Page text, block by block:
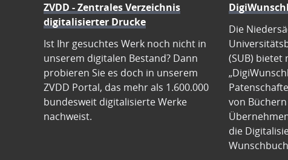
ZVDD - Zentrales Verzeichnis
digitalisierter Drucke
Ist Ihr gesuchtes Werk noch nicht in
unserem digitalen Bestand? Dann
probieren Sie es doch in unserem
ZVDD Portal, das mehr als 1.600.000
bundesweit digitalisierte Werke
nachweist.
Die
(SUB) bietet
von
die